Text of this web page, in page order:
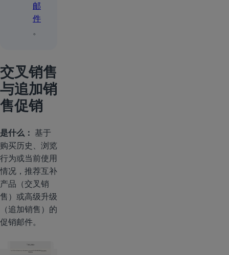
邮
件
。
交叉销售
与追加销
售促销
是什么： 基于
购买历史、浏览
行为或当前使用
情况，推荐互补
产品（交叉销
售）或高级升级
（追加销售）的
促销邮件。